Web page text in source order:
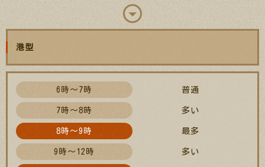
港型
6時～7時 普通
7時～8時 多い
8時～9時 最多
9時～12時 多い